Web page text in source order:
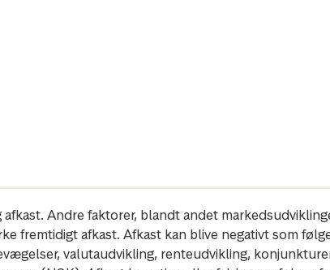
afkast. Andre faktorer, blandt andet
fremtidigt afkast. Afkast kan blive negativt som
valutaudvikling, renteudvikling,